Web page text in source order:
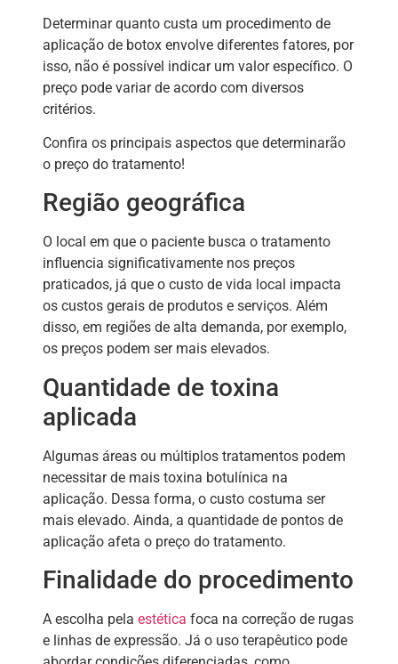
Determinar quanto custa um procedimento de
aplicação de botox envolve diferentes fatores, por
isso, não é possível indicar um valor específico. O
preço pode variar de acordo com diversos
critérios.
Confira os principais aspectos que determinarão
o preço do tratamento!
Região geográfica
O local em que o paciente busca o tratamento
influencia significativamente nos preços
praticados, já que o custo de vida local impacta
os custos gerais de produtos e serviços. Além
disso, em regiões de alta demanda, por exemplo,
os preços podem ser mais elevados.
Quantidade de toxina
aplicada
Algumas áreas ou múltiplos tratamentos podem
necessitar de mais toxina botulínica na
aplicação. Dessa forma, o custo costuma ser
mais elevado. Ainda, a quantidade de pontos de
aplicação afeta o preço do tratamento.
Finalidade do procedimento
A escolha pela estética foca na correção de rugas
e linhas de expressão. Já o uso terapêutico pode